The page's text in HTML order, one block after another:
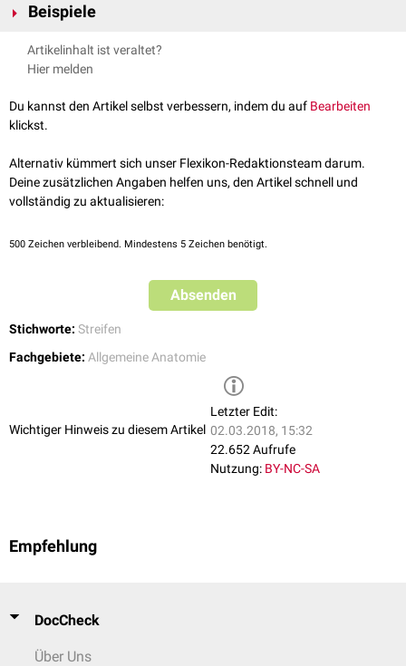
Beispiele
Stria medullaris thalamii
Striae medullares ventriculi quarti
durchziehenden Strukturen starkmyelinisiertsind.
Artikelinhalt ist veraltet?
Hier melden
Du kannst den Artikel selbst verbessern, indem du auf Bearbeiten
klickst.
Alternativ kümmert sich unser Flexikon-Redaktionsteam darum.
Deine zusätzlichen Angaben helfen uns, den Artikel schnell und
vollständig zu aktualisieren:
500 Zeichen verbleibend. Mindestens 5 Zeichen benötigt.
Absenden
Stichworte: Streifen
Fachgebiete: Allgemeine Anatomie
Wichtiger Hinweis zu diesem Artikel
Letzter Edit:
02.03.2018, 15:32
22.652 Aufrufe
Nutzung: BY-NC-SA
Empfehlung
DocCheck
Über Uns